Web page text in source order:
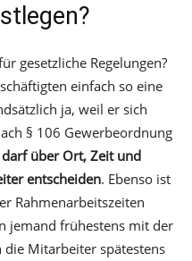
gesetzliche Regelungen?
einfach so eine
ja, weil er sich
§ 106 Gewerbeordnung
über Ort, Zeit und
entscheiden. Ebenso ist
Rahmenarbeitszeiten
jemand frühestens mit der
Mitarbeiter spätestens